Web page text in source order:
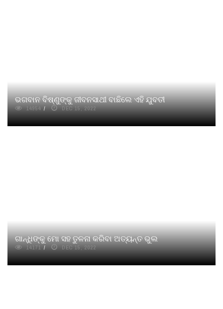
ଭଗବାନ ବିଷ୍ଣୁଙ୍କୁ ଜୀବନସାଥୀ ବାଛିଲେ ଏହି ଯୁବତୀ
14954 DEC 15, 2022
ଗାନ୍ଧିଙ୍କୁ ମୋ ସହ ତୁଳନା କରିବା ଅତ୍ୟନ୍ତ ଭୁଲ
14171 DEC 15, 2022